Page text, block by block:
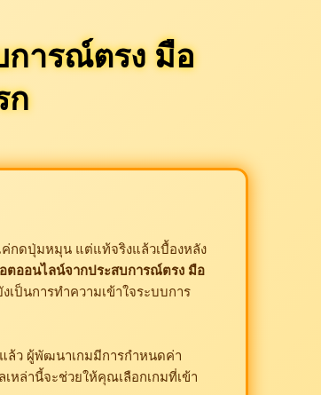
การณ์ตรง มือ
ก
ค่กดปุ่มหมุน แต่แท้จริงแล้วเบื้องหลัง
ตออนไลน์จากประสบการณ์ตรง มือ
เป็นการทำความเข้าใจระบบการ
ล้ว ผู้พัฒนาเกมมีการกำหนดค่า
หล่านี้จะช่วยให้คุณเลือกเกมที่เข้า